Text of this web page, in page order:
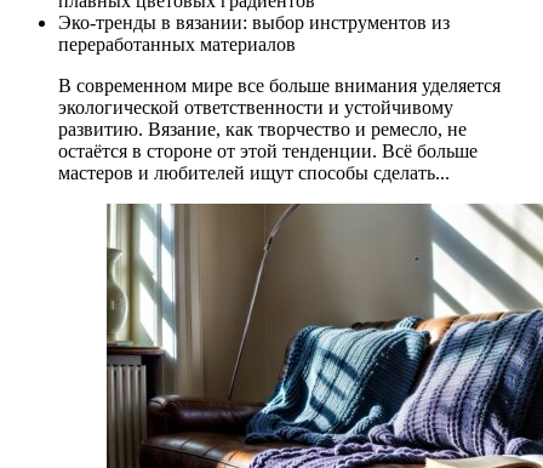
Эко-тренды в вязании: выбор инструментов из
переработанных материалов
В современном мире все больше внимания уделяется
экологической ответственности и устойчивому
развитию. Вязание, как творчество и ремесло, не
остаётся в стороне от этой тенденции. Всё больше
мастеров и любителей ищут способы сделать...